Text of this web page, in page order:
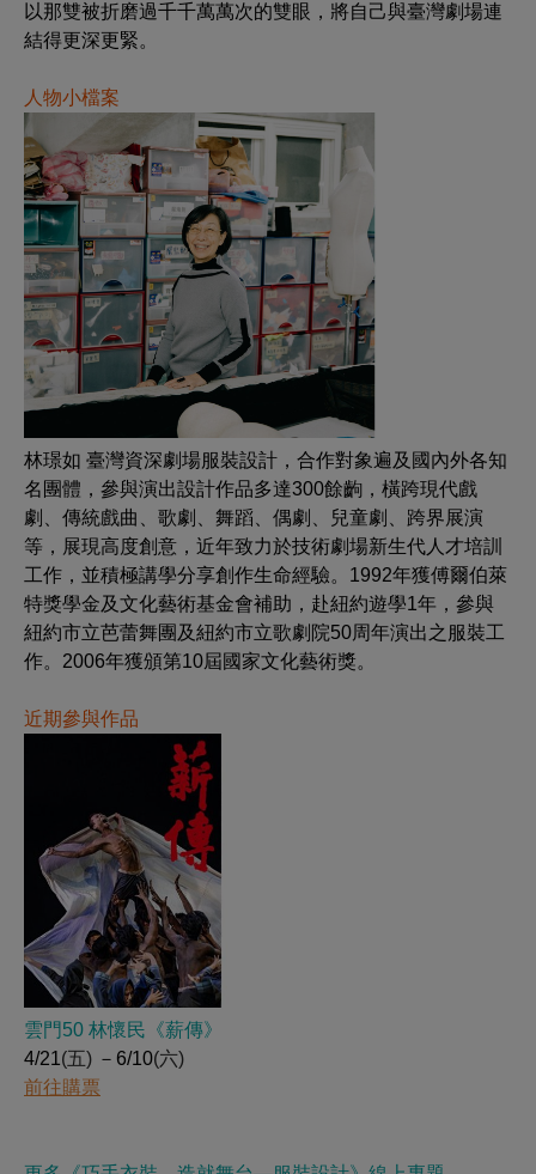
以那雙被折磨過千千萬萬次的雙眼，將自己與臺灣劇場連
結得更深更緊。
人物小檔案
林璟如 臺灣資深劇場服裝設計，合作對象遍及國內外各知
名團體，參與演出設計作品多達300餘齣，橫跨現代戲
劇、傳統戲曲、歌劇、舞蹈、偶劇、兒童劇、跨界展演
等，展現高度創意，近年致力於技術劇場新生代人才培訓
工作，並積極講學分享創作生命經驗。1992年獲傅爾伯萊
特獎學金及文化藝術基金會補助，赴紐約遊學1年，參與
紐約市立芭蕾舞團及紐約市立歌劇院50周年演出之服裝工
作。2006年獲頒第10屆國家文化藝術獎。
近期參與作品
雲門50 林懷民《薪傳》
4/21(五) －6/10(六)
前往購票